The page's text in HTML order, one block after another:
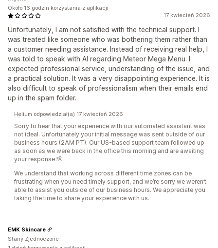
17 kwiecień 2026
Unfortunately, I am not satisfied with the technical support. I
was treated like someone who was bothering them rather than
a customer needing assistance. Instead of receiving real help, I
was told to speak with AI regarding Meteor Mega Menu. I
expected professional service, understanding of the issue, and
a practical solution. It was a very disappointing experience. It is
also difficult to speak of professionalism when their emails end
up in the spam folder.
Około 16 godzin korzystania z aplikacji
Helium odpowiedział(a) 17 kwiecień 2026
Sorry to hear that your experience with our automated assistant was
not ideal. Unfortunately your initial message was sent outside of our
business hours (2AM PT). Our US-based support team followed up
as soon as we were back in the office this morning and are awaiting
your response 🫡
We understand that working across different time zones can be
frustrating when you need timely support, and we’re sorry we weren’t
able to assist you outside of our business hours. We appreciate you
taking the time to share your experience with us.
EMK Skincare
Stany Zjednoczone